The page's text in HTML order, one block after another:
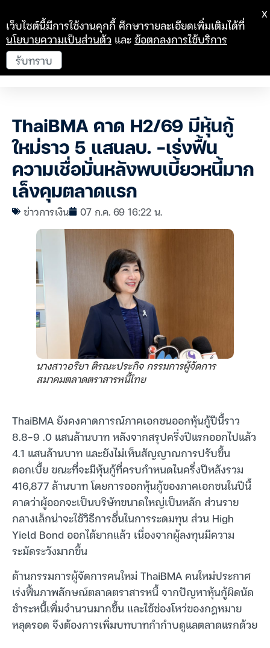
ThaiBMA คาด H2/69 มีหุ้นกู้
ใหม่ราว 5 แสนลบ. -เร่งฟื้น
ความเชื่อมั่นหลังพบเบี้ยวหนี้มาก
เล็งคุมตลาดแรก
ข่าวการเงิน 07 ก.ค. 69 16:22 น.
นางสาวอริยา ติรณะประกิจ กรรมการผู้จัดการ
สมาคมตลาดตราสารหนี้ไทย
ThaiBMA ยังคงคาดการณ์ภาคเอกชนออกหุ้นกู้ปีนี้ราว
8.8-9 .0 แสนล้านบาท หลังจากสรุปครึ่งปีแรกออกไปแล้ว
4.1 แสนล้านบาท และยังไม่เห็นสัญญาณการปรับขึ้น
ดอกเบี้ย ขณะที่จะมีหุ้นกู้ที่ครบกำหนดในครึ่งปีหลังรวม
416,877 ล้านบาท โดยการออกหุ้นกู้ของภาคเอกชนในปีนี้
คาดว่าผู้ออกจะเป็นบริษัทขนาดใหญ่เป็นหลัก ส่วนราย
กลางเล็กน่าจะใช้วิธีการอื่นในการระดมทุน ส่วน High
Yield Bond ออกได้ยากแล้ว เนื่องจากผู้ลงทุนมีความ
ระมัดระวังมากขึ้น
ด้านกรรมการผู้จัดการคนใหม่ ThaiBMA คนใหม่ประกาศ
เร่งฟื้นภาพลักษณ์ตลาดตราสารหนี้ จากปัญหาหุ้นกู้ผิดนัด
ชำระหนี้เพิ่มจำนวนมากขึ้น และใช้ช่องโหว่ของกฎหมาย
หลุดรอด จึงต้องการเพิ่มบทบาทกำกำบดูแลตลาดแรกด้วย
เว็บไซต์นี้มีการใช้งานคุกกี้ ศึกษารายละเอียดเพิ่มเติมได้ที่
นโยบายความเป็นส่วนตัว และข้อตกลงการใช้บริการ
รับทราบ
X